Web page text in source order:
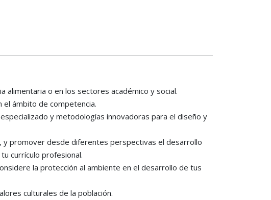
alimentaria o en los sectores académico y social.
ámbito de competencia.
y metodologías innovadoras para el diseño y
promover desde diferentes perspectivas el desarrollo
currículo profesional.
la protección al ambiente en el desarrollo de tus
culturales de la población.